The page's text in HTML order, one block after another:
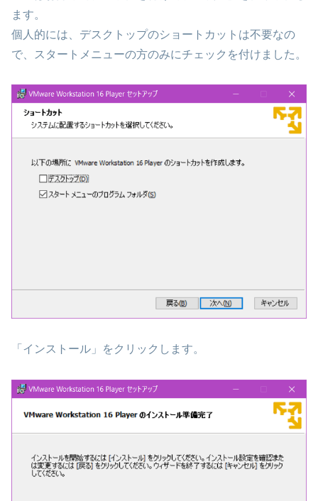
ます。
個人的には、デスクトップのショートカットは不要なの
で、スタートメニューの方のみにチェックを付けました。
「インストール」をクリックします。